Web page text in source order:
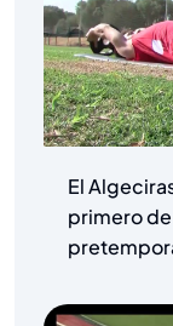
El
primero